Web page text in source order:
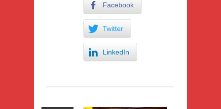
Facebook
Twitter
LinkedIn